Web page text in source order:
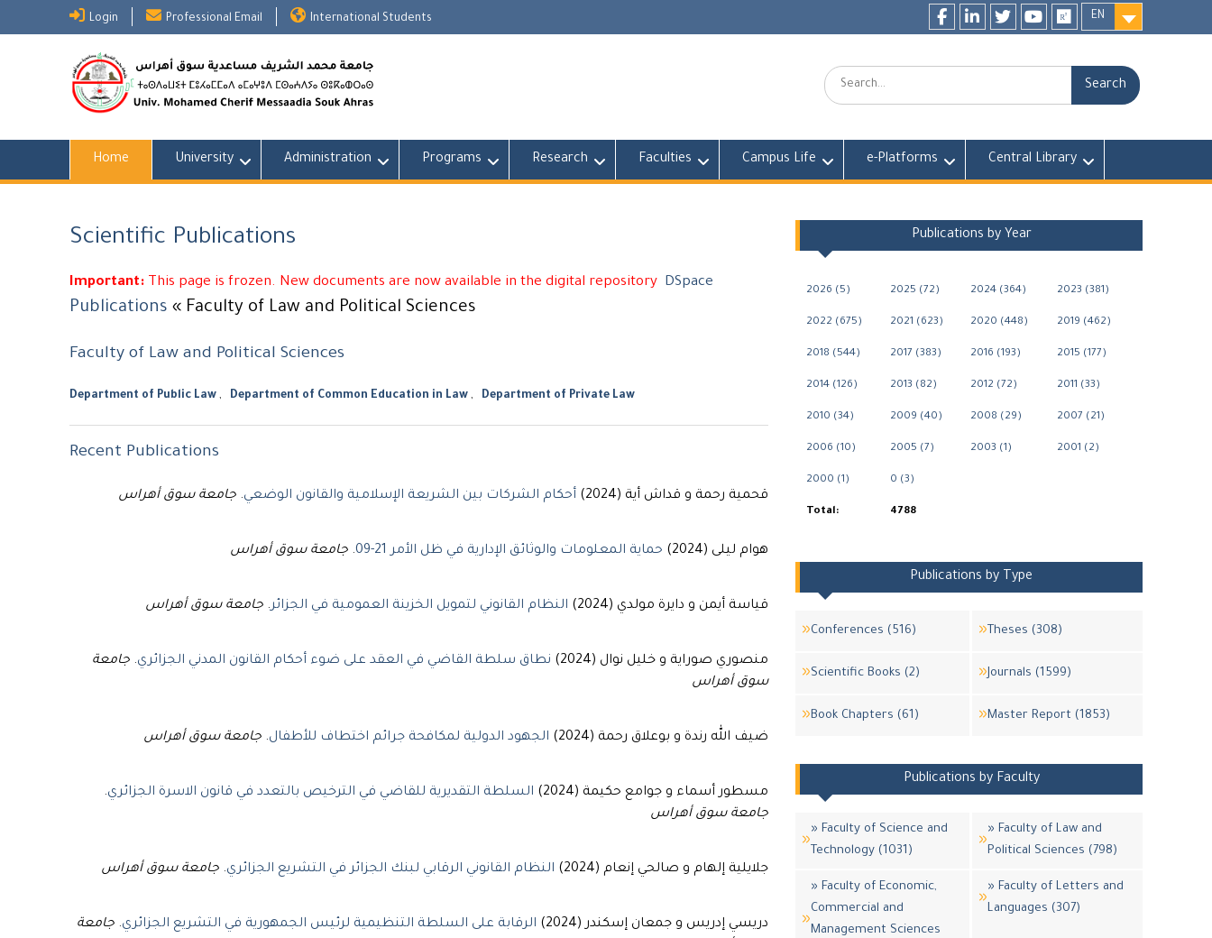
Login Professional Email International Students
EN
Search:
Home University Administration Programs Research Faculties Campus Life e-Platforms Central Library
Scientific Publications
Important: This page is frozen. New documents are now available in the digital repository DSpace
Publications « Faculty of Law and Political Sciences
Faculty of Law and Political Sciences
Department of Public Law , Department of Common Education in Law , Department of Private Law
Recent Publications
قحمية رحمة و قداش أية (2024) أحكام الشركات بين الشريعة الإسلامية والقانون الوضعي. جامعة سوق أهراس
هوام ليلى (2024) حماية المعلومات والوثائق الإدارية في ظل الأمر 21-09 . جامعة سوق أهراس
قياسة أيمن و دايرة مولدي (2024) النظام القانوني لتمويل الخزينة العمومية في الجزائر. جامعة سوق أهراس
منصوري صوراية و خليل نوال (2024) نطاق سلطة القاضي في العقد على ضوء أحكام القانون المدني الجزائري. جامعة
سوق أهراس
ضيف الله رندة و بوعلاق رحمة (2024) الجهود الدولية لمكافحة جرائم اختطاف للأطفال. جامعة سوق أهراس
مسطور أسماء و جوامع حكيمة (2024) السلطة التقديرية للقاضي في الترخيص بالتعدد في قانون الاسرة الجزائري.
جامعة سوق أهراس
جلايلية إلهام و صالحي إنعام (2024) النظام القانوني الرقابي لبنك الجزائر في التشريع الجزائري. جامعة سوق أهراس
دريسي إدريس و جمعان إسكندر (2024) الرقابة على السلطة التنظيمية لرئيس الجمهورية في التشريع الجزائري. جامعة
Publications by Year
2026 (5) 2025 (72) 2024 (364) 2023 (381)
2022 (675) 2021 (623) 2020 (448) 2019 (462)
2018 (544) 2017 (383) 2016 (193) 2015 (177)
2014 (126) 2013 (82) 2012 (72) 2011 (33)
2010 (34) 2009 (40) 2008 (29) 2007 (21)
2006 (10) 2005 (7) 2003 (1) 2001 (2)
2000 (1) 0 (3)
Total: 4788
Publications by Type
Conferences (516) Theses (308)
Scientific Books (2) Journals (1599)
Book Chapters (61) Master Report (1853)
Publications by Faculty
» Faculty of Science and
Technology (1031)
» Faculty of Law and
Political Sciences (798)
» Faculty of Economic,
Commercial and
Management Sciences
» Faculty of Letters and
Languages (307)